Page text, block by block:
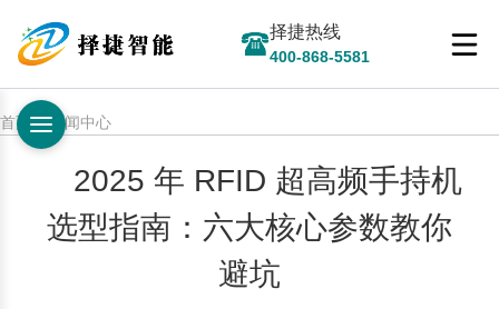
择捷热线
400-868-5581
首页 > 新闻中心
2025 年 RFID 超高频手持机
选型指南：六大核心参数教你
避坑